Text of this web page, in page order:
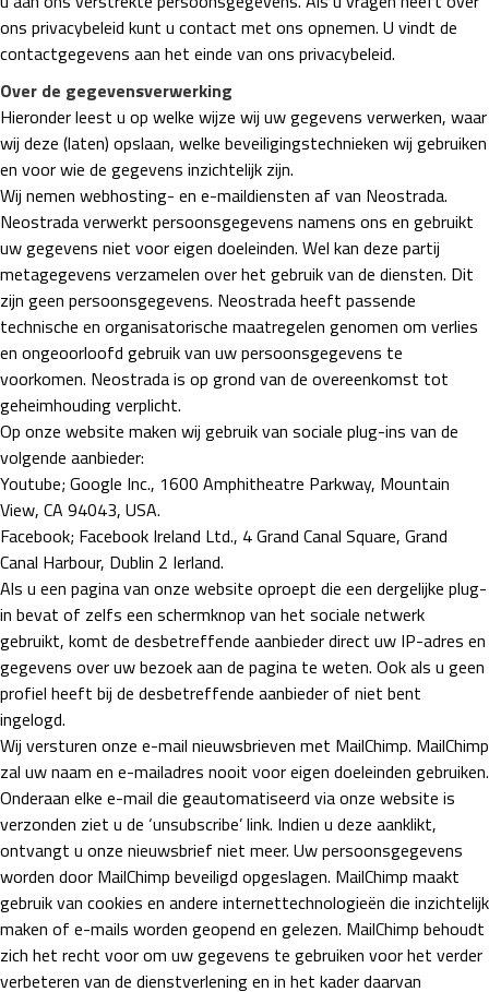
ons privacybeleid kunt u contact met ons opnemen. U vindt de
contactgegevens aan het einde van ons privacybeleid.
Over de gegevensverwerking
Hieronder leest u op welke wijze wij uw gegevens verwerken, waar
wij deze (laten) opslaan, welke beveiligingstechnieken wij gebruiken
en voor wie de gegevens inzichtelijk zijn.
Wij nemen webhosting- en e-maildiensten af van Neostrada.
Neostrada verwerkt persoonsgegevens namens ons en gebruikt
uw gegevens niet voor eigen doeleinden. Wel kan deze partij
metagegevens verzamelen over het gebruik van de diensten. Dit
zijn geen persoonsgegevens. Neostrada heeft passende
technische en organisatorische maatregelen genomen om verlies
en ongeoorloofd gebruik van uw persoonsgegevens te
voorkomen. Neostrada is op grond van de overeenkomst tot
geheimhouding verplicht.
Op onze website maken wij gebruik van sociale plug-ins van de
volgende aanbieder:
Youtube; Google Inc., 1600 Amphitheatre Parkway, Mountain
View, CA 94043, USA.
Facebook; Facebook Ireland Ltd., 4 Grand Canal Square, Grand
Canal Harbour, Dublin 2 Ierland.
Als u een pagina van onze website oproept die een dergelijke plug-
in bevat of zelfs een schermknop van het sociale netwerk
gebruikt, komt de desbetreffende aanbieder direct uw IP-adres en
gegevens over uw bezoek aan de pagina te weten. Ook als u geen
profiel heeft bij de desbetreffende aanbieder of niet bent
ingelogd.
Wij versturen onze e-mail nieuwsbrieven met MailChimp. MailChimp
zal uw naam en e-mailadres nooit voor eigen doeleinden gebruiken.
Onderaan elke e-mail die geautomatiseerd via onze website is
verzonden ziet u de ‘unsubscribe’ link. Indien u deze aanklikt,
ontvangt u onze nieuwsbrief niet meer. Uw persoonsgegevens
worden door MailChimp beveiligd opgeslagen. MailChimp maakt
gebruik van cookies en andere internettechnologieën die inzichtelijk
maken of e-mails worden geopend en gelezen. MailChimp behoudt
zich het recht voor om uw gegevens te gebruiken voor het verder
verbeteren van de dienstverlening en in het kader daarvan